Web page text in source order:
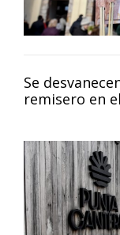
Se
remisero en